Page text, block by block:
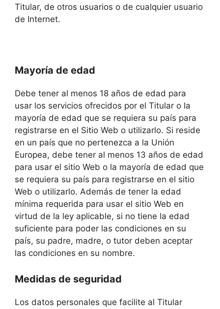
Titular, de otros usuarios o de cualquier usuario
de Internet.
Mayoría de edad
Debe tener al menos 18 años de edad para
usar los servicios ofrecidos por el Titular o la
mayoría de edad que se requiera su país para
registrarse en el Sitio Web o utilizarlo. Si reside
en un país que no pertenezca a la Unión
Europea, debe tener al menos 13 años de edad
para usar el sitio Web o la mayoría de edad que
se requiera su país para registrarse en el sitio
Web o utilizarlo. Además de tener la edad
mínima requerida para usar el sitio Web en
virtud de la ley aplicable, si no tiene la edad
suficiente para poder las condiciones en su
país, su padre, madre, o tutor deben aceptar
las condiciones en su nombre.
Medidas de seguridad
Los datos personales que facilite al Titular